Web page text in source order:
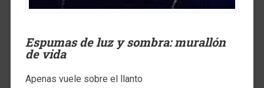
Espumas de luz y sombra: murallón
de vida
Apenas vuele sobre el llanto